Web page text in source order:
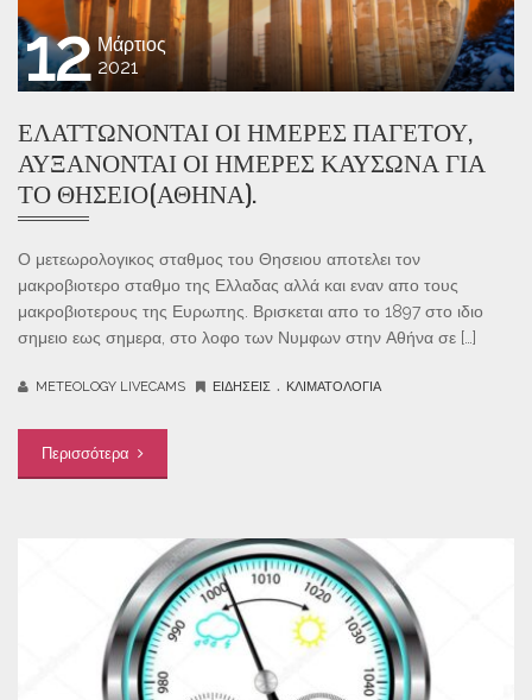
12 Μάρτιος
2021
ΕΛΑΤΤΏΝΟΝΤΑΙ ΟΙ ΗΜΈΡΕΣ ΠΑΓΕΤΟΎ,
ΑΥΞΆΝΟΝΤΑΙ ΟΙ ΗΜΈΡΕΣ ΚΑΎΣΩΝΑ ΓΙΑ
ΤΟ ΘΗΣΕΊΟ(ΑΘΉΝΑ).
Ο μετεωρολογικος σταθμος του Θησειου αποτελει τον
μακροβιοτερο σταθμο της Ελλαδας αλλά και εναν απο τους
μακροβιοτερους της Ευρωπης. Βρισκεται απο το 1897 στο ιδιο
σημειο εως σημερα, στο λοφο των Νυμφων στην Αθήνα σε […]
METEOLOGY LIVECAMS ΕΙΔΉΣΕΙΣ . ΚΛΙΜΑΤΟΛΟΓΊΑ
Περισσότερα